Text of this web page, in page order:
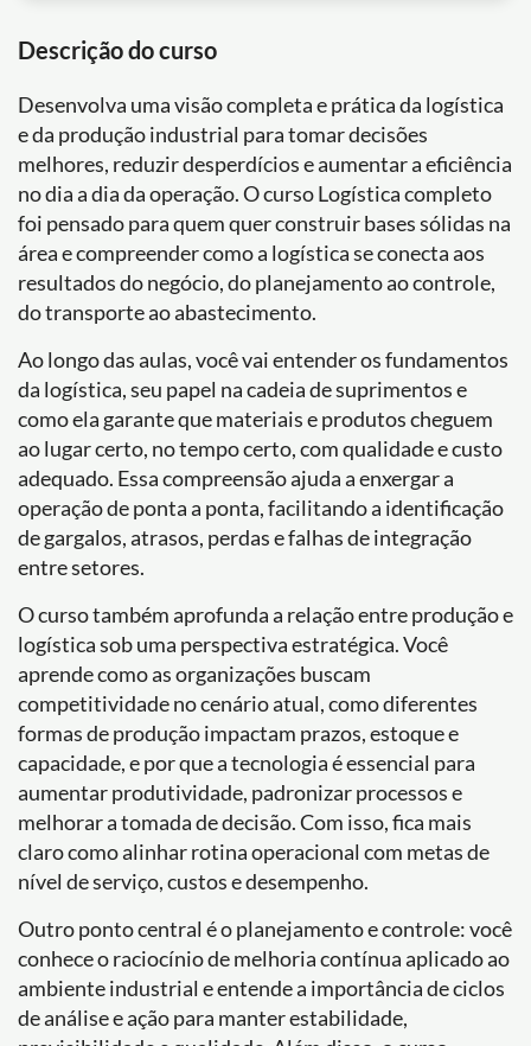
Descrição do curso
Desenvolva uma visão completa e prática da logística
e da produção industrial para tomar decisões
melhores, reduzir desperdícios e aumentar a eficiência
no dia a dia da operação. O curso Logística completo
foi pensado para quem quer construir bases sólidas na
área e compreender como a logística se conecta aos
resultados do negócio, do planejamento ao controle,
do transporte ao abastecimento.
Ao longo das aulas, você vai entender os fundamentos
da logística, seu papel na cadeia de suprimentos e
como ela garante que materiais e produtos cheguem
ao lugar certo, no tempo certo, com qualidade e custo
adequado. Essa compreensão ajuda a enxergar a
operação de ponta a ponta, facilitando a identificação
de gargalos, atrasos, perdas e falhas de integração
entre setores.
O curso também aprofunda a relação entre produção e
logística sob uma perspectiva estratégica. Você
aprende como as organizações buscam
competitividade no cenário atual, como diferentes
formas de produção impactam prazos, estoque e
capacidade, e por que a tecnologia é essencial para
aumentar produtividade, padronizar processos e
melhorar a tomada de decisão. Com isso, fica mais
claro como alinhar rotina operacional com metas de
nível de serviço, custos e desempenho.
Outro ponto central é o planejamento e controle: você
conhece o raciocínio de melhoria contínua aplicado ao
ambiente industrial e entende a importância de ciclos
de análise e ação para manter estabilidade,